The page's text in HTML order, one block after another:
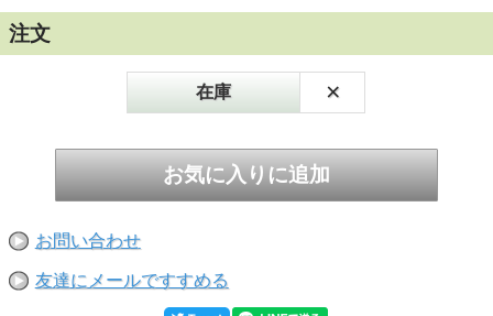
注文
在庫 ×
お問い合わせ
友達にメールですすめる